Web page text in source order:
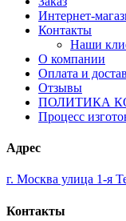
Интернет-
Контакты
Наши
О компании
Оплата и
Отзывы
ПОЛИТИКА
Процесс
Адрес
г. Москва улица 1-я
Контакты